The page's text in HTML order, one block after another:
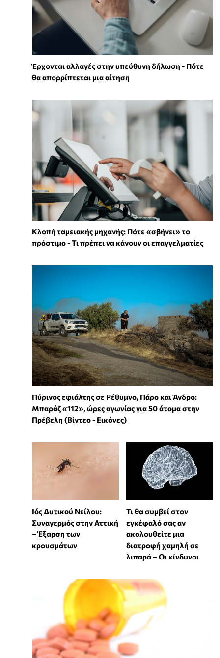
Έρχονται αλλαγές στην υπεύθυνη δήλωση - Πότε
θα απορρίπτεται μια αίτηση
Κλοπή ταμειακής μηχανής: Πότε «σβήνει» το
πρόστιμο - Τι πρέπει να κάνουν οι επαγγελματίες
Πύρινος εφιάλτης σε Ρέθυμνο, Πάρο και Άνδρο:
Μπαράζ «112», ώρες αγωνίας για 50 άτομα στην
Πρέβελη (Βίντεο - Εικόνες)
Ιός Δυτικού Νείλου:
Συναγερμός στην Αττική
– Έξαρση των
κρουσμάτων
Τι θα συμβεί στον
εγκέφαλό σας αν
ακολουθείτε μια
διατροφή χαμηλή σε
λιπαρά – Οι κίνδυνοι